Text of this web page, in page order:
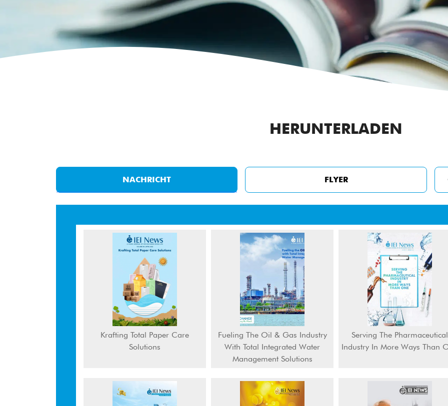
HERUNTERLADEN
NACHRICHT FLYER
Krafting Total Paper Care
Solutions
Fueling The Oil & Gas Industry
With Total Integrated Water
Management Solutions
Serving The Pharmaceutical
Industry In More Ways Than